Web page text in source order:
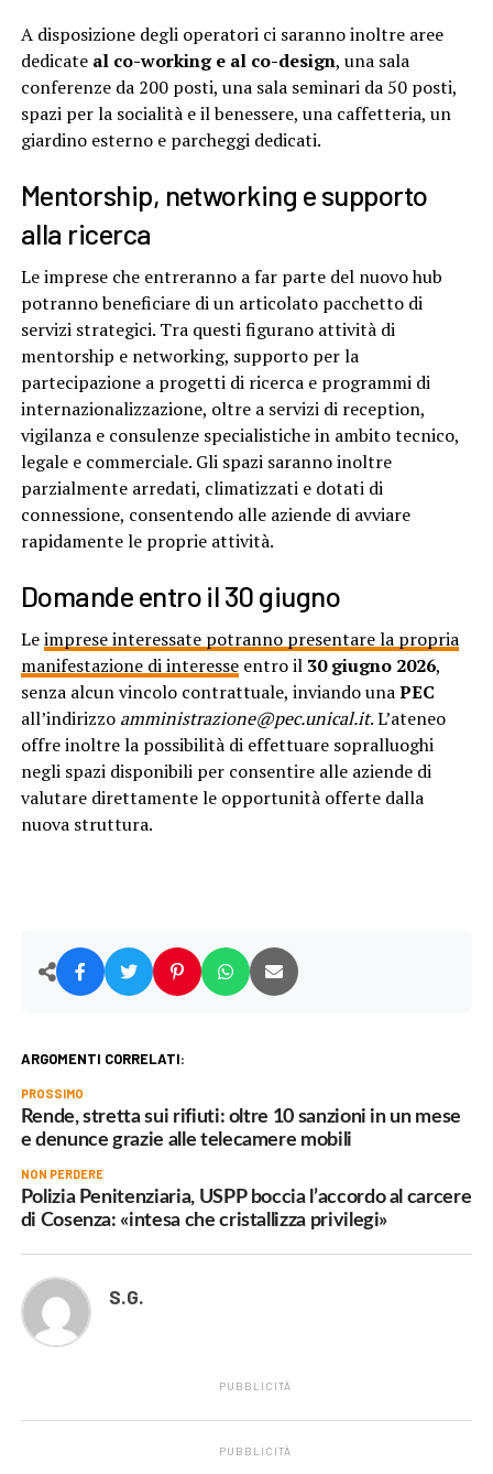
A disposizione degli operatori ci saranno inoltre aree
dedicate al co-working e al co-design, una sala
conferenze da 200 posti, una sala seminari da 50 posti,
spazi per la socialità e il benessere, una caffetteria, un
giardino esterno e parcheggi dedicati.
Mentorship, networking e supporto
alla ricerca
Le imprese che entreranno a far parte del nuovo hub
potranno beneficiare di un articolato pacchetto di
servizi strategici. Tra questi figurano attività di
mentorship e networking, supporto per la
partecipazione a progetti di ricerca e programmi di
internazionalizzazione, oltre a servizi di reception,
vigilanza e consulenze specialistiche in ambito tecnico,
legale e commerciale. Gli spazi saranno inoltre
parzialmente arredati, climatizzati e dotati di
connessione, consentendo alle aziende di avviare
rapidamente le proprie attività.
Domande entro il 30 giugno
Leimprese interessate potranno presentare la propria
manifestazione di interesseentro il 30 giugno 2026,
senza alcun vincolo contrattuale, inviando unaPEC
all’indirizzo amministrazione@pec.unical.it. L’ateneo
offre inoltre la possibilità di effettuare sopralluoghi
negli spazi disponibili per consentire alle aziende di
valutare direttamente le opportunità offerte dalla
nuova struttura.
ARGOMENTI CORRELATI:
PROSSIMO
Rende, stretta sui rifiuti: oltre 10 sanzioni in un mese
e denunce grazie alle telecamere mobili
NON PERDERE
Polizia Penitenziaria, USPP boccia l’accordo al carcere
di Cosenza: «intesa che cristallizza privilegi»
S.G.
PUBBLICITÀ
PUBBLICITÀ